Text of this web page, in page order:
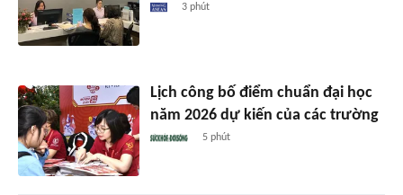
3 phút
Lịch công bố điểm chuẩn đại học
năm 2026 dự kiến của các trường
5 phút